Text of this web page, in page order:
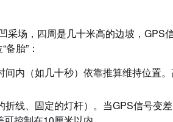
采场，四周是几十米高的边坡，GPS
胎”：
内（如几十秒）依靠推算维持位置
线、固定的灯杆）。当GPS信号变差